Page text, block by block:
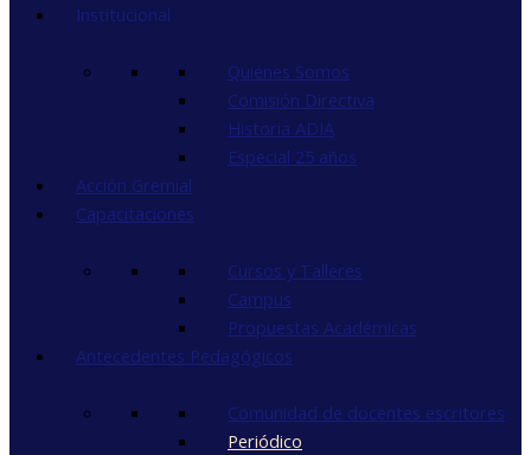
Institucional
Quiénes Somos
Comisión Directiva
Historia ADIA
Especial 25 años
Acción Gremial
Capacitaciones
Cursos y Talleres
Campus
Propuestas Académicas
Antecedentes Pedagógicos
Comunidad de docentes escritores
Periódico